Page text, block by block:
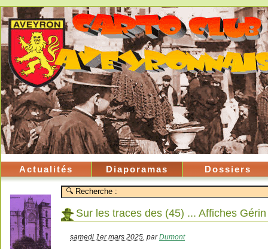
Actualités Diaporamas Dossiers
Sur les traces des (45) ... Affiches Gérin
samedi 1er mars 2025 parDumont